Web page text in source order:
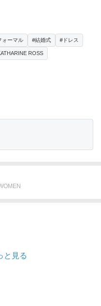
ォーマル #結婚式 #ドレス
ROSS
と見る